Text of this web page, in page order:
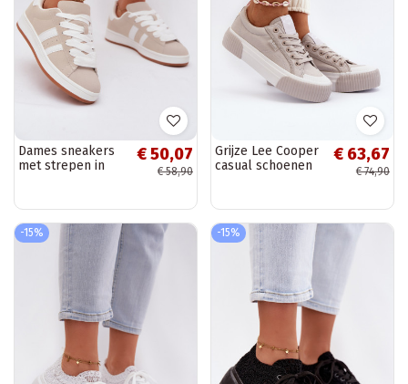
Dames sneakers
met strepen in
€ 50,07
€ 58,90
Grijze Lee Cooper
casual schoenen
€ 63,67
€ 74,90
-15% -15%